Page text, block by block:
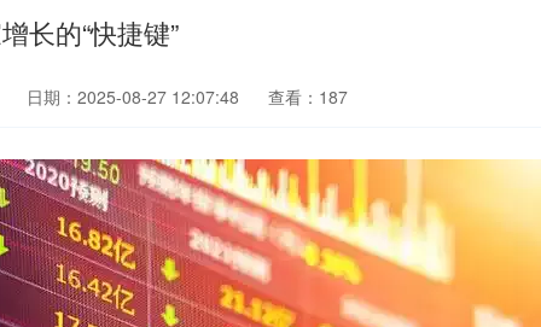
长的“快捷键”
日期：2025-08-27 12:07:48 查看：187